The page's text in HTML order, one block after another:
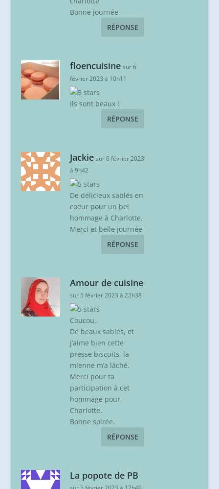
Bonne journée
RÉPONSE
floencuisine sur 6
février 2023 à 10h11
Ils sont beaux !
RÉPONSE
Jackie sur 6 février 2023
à 9h42
De délicieux sablés en
coeur pour un bel
hommage à Charlotte.
Merci et belle journée
RÉPONSE
Amour de cuisine
sur 5 février 2023 à 22h38
Coucou,
De beaux sablés, et
j’aime bien cette
presse biscuits, la
mienne m’a lâché.
Merci pour ta
participation à cet
hommage pour
Charlotte.
Bonne soirée.
RÉPONSE
La popote de PB